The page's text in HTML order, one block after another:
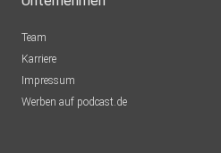
Team
Karriere
Impressum
Werben auf podcast.de